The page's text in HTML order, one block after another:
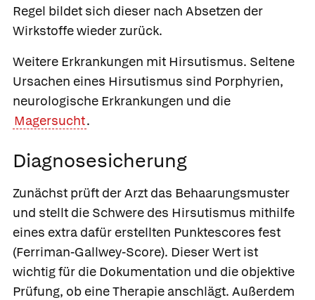
Regel bildet sich dieser nach Absetzen der
Wirkstoffe wieder zurück.
Weitere Erkrankungen mit Hirsutismus. Seltene
Ursachen eines Hirsutismus sind Porphyrien,
neurologische Erkrankungen und die
Magersucht.
Diagnosesicherung
Zunächst prüft der Arzt das Behaarungsmuster
und stellt die Schwere des Hirsutismus mithilfe
eines extra dafür erstellten Punktescores fest
(Ferriman-Gallwey-Score). Dieser Wert ist
wichtig für die Dokumentation und die objektive
Prüfung, ob eine Therapie anschlägt. Außerdem